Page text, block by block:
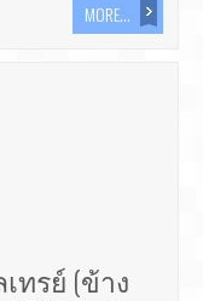
MORE...
เทรย์ (ข้าง